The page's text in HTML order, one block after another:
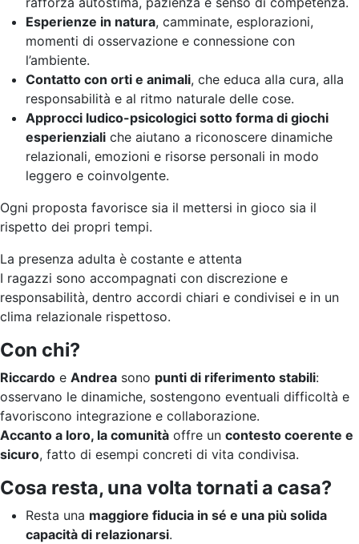
Esperienze in natura, camminate, esplorazioni,
momenti di osservazione e connessione con
l’ambiente.
Contatto con orti e animali, che educa alla cura, alla
responsabilità e al ritmo naturale delle cose.
Approcci ludico-psicologici sotto forma di giochi
esperienziali che aiutano a riconoscere dinamiche
relazionali, emozioni e risorse personali in modo
leggero e coinvolgente.
Ogni proposta favorisce sia il mettersi in gioco sia il
rispetto dei propri tempi.
La presenza adulta è costante e attenta
I ragazzi sono accompagnati con discrezione e
responsabilità, dentro accordi chiari e condivisei e in un
clima relazionale rispettoso.
Con chi?
Riccardo e Andrea sono punti di riferimento stabili:
osservano le dinamiche, sostengono eventuali difficoltà e
favoriscono integrazione e collaborazione.
Accanto a loro, la comunità offre un contesto coerente e
sicuro, fatto di esempi concreti di vita condivisa.
Cosa resta, una volta tornati a casa?
Resta una maggiore fiducia in sé e una più solida
capacità di relazionarsi.